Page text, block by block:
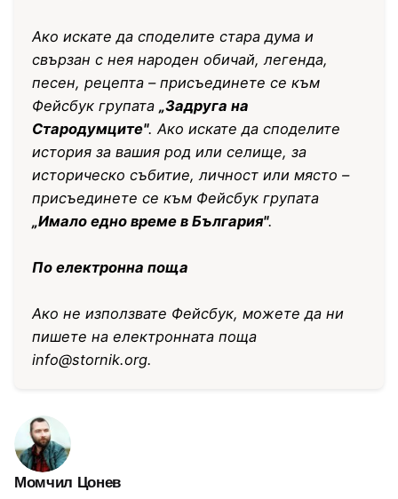
Ако искате да споделите стара дума и
свързан с нея народен обичай, легенда,
песен, рецепта – присъединете се към
Фейсбук групата „Задруга на
Стародумците". Ако искате да споделите
история за вашия род или селище, за
историческо събитие, личност или място –
присъединете се към Фейсбук групата
„Имало едно време в България".
По електронна поща
Ако не използвате Фейсбук, можете да ни
пишете на електронната поща
info@stornik.org.
Момчил Цонев